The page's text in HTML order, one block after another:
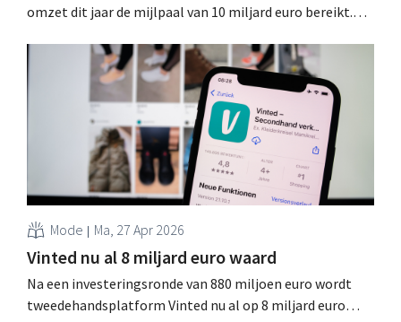
omzet dit jaar de mijlpaal van 10 miljard euro bereikt.
beschikbaar in New York, als eerste test. .
Mode Ma, 27 Apr 2026
Vinted nu al 8 miljard euro waard
Na een investeringsronde van 880 miljoen euro wordt
tweedehandsplatform Vinted nu al op 8 miljard euro